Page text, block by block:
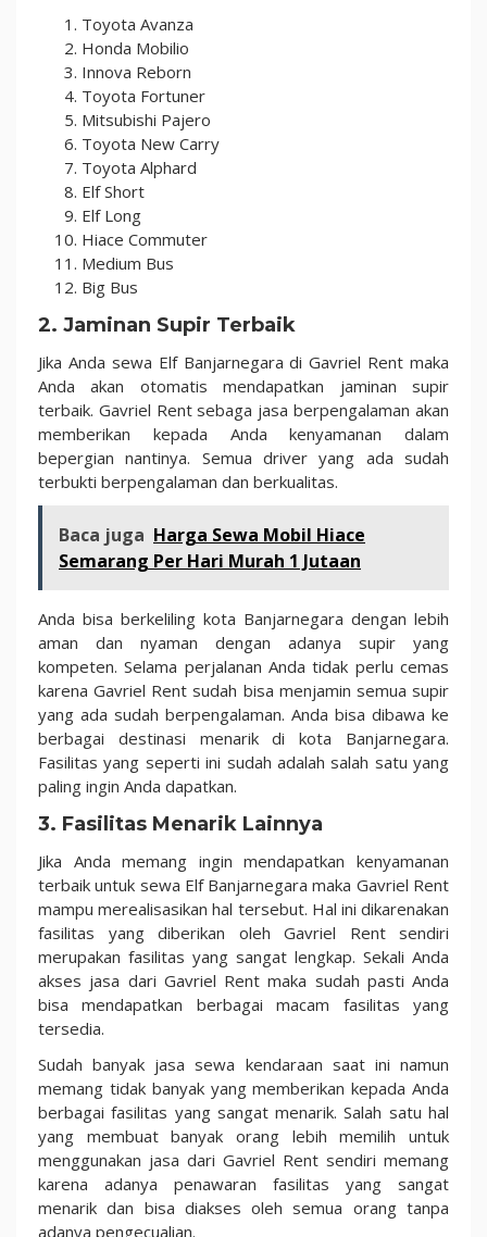
Toyota Avanza
Honda Mobilio
Innova Reborn
Toyota Fortuner
Mitsubishi Pajero
Toyota New Carry
Toyota Alphard
Elf Short
Elf Long
Hiace Commuter
Medium Bus
Big Bus
2. Jaminan Supir Terbaik
Jika Anda sewa Elf Banjarnegara di Gavriel Rent maka
Anda akan otomatis mendapatkan jaminan supir
terbaik. Gavriel Rent sebaga jasa berpengalaman akan
memberikan kepada Anda kenyamanan dalam
bepergian nantinya. Semua driver yang ada sudah
terbukti berpengalaman dan berkualitas.
Baca juga Harga Sewa Mobil Hiace
Semarang Per Hari Murah 1 Jutaan
Anda bisa berkeliling kota Banjarnegara dengan lebih
aman dan nyaman dengan adanya supir yang
kompeten. Selama perjalanan Anda tidak perlu cemas
karena Gavriel Rent sudah bisa menjamin semua supir
yang ada sudah berpengalaman. Anda bisa dibawa ke
berbagai destinasi menarik di kota Banjarnegara.
Fasilitas yang seperti ini sudah adalah salah satu yang
paling ingin Anda dapatkan.
3. Fasilitas Menarik Lainnya
Jika Anda memang ingin mendapatkan kenyamanan
terbaik untuk sewa Elf Banjarnegara maka Gavriel Rent
mampu merealisasikan hal tersebut. Hal ini dikarenakan
fasilitas yang diberikan oleh Gavriel Rent sendiri
merupakan fasilitas yang sangat lengkap. Sekali Anda
akses jasa dari Gavriel Rent maka sudah pasti Anda
bisa mendapatkan berbagai macam fasilitas yang
tersedia.
Sudah banyak jasa sewa kendaraan saat ini namun
memang tidak banyak yang memberikan kepada Anda
berbagai fasilitas yang sangat menarik. Salah satu hal
yang membuat banyak orang lebih memilih untuk
menggunakan jasa dari Gavriel Rent sendiri memang
karena adanya penawaran fasilitas yang sangat
menarik dan bisa diakses oleh semua orang tanpa
adanya pengecualian.